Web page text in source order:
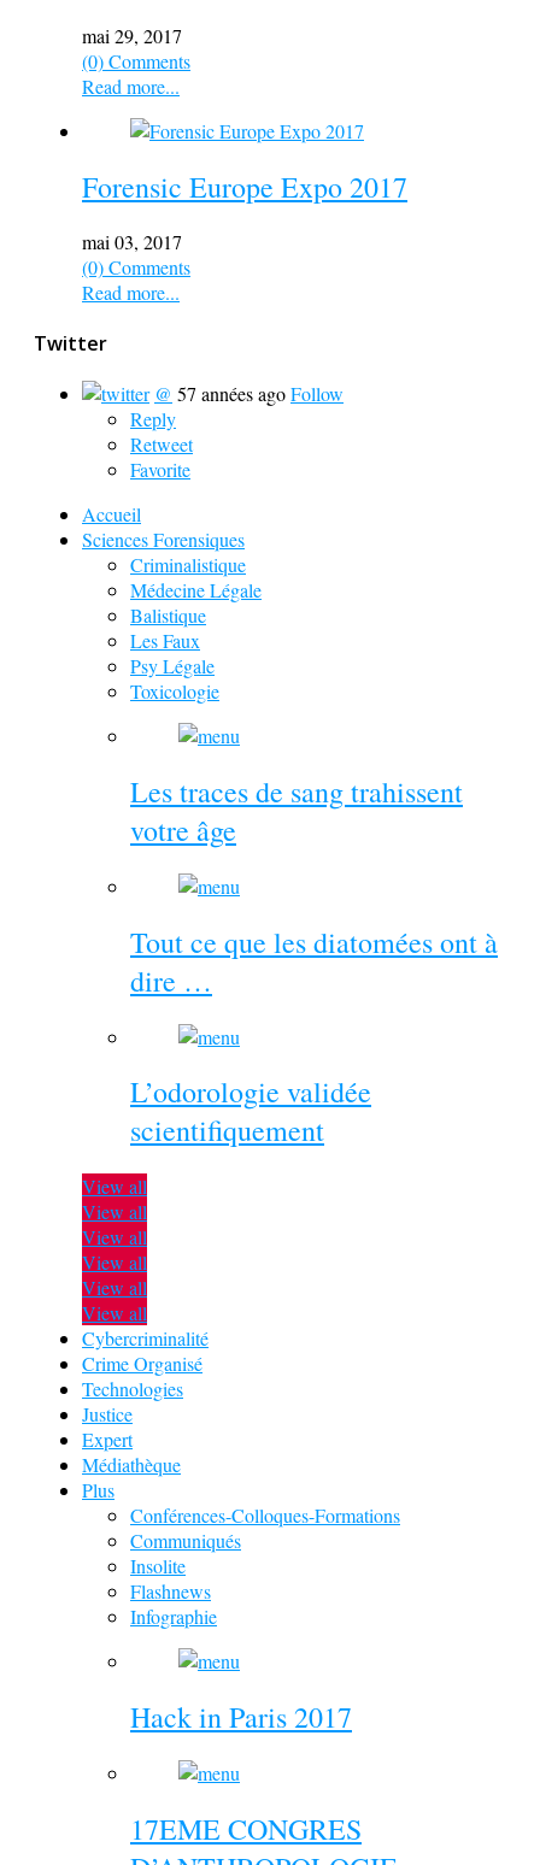
mai 29, 2017
(0) Comments
Read more...
Forensic Europe Expo 2017
mai 03, 2017
(0) Comments
Read more...
Twitter
@ 57 années agoFollow
Reply
Retweet
Favorite
Accueil
Sciences Forensiques
Criminalistique
Médecine Légale
Balistique
Les Faux
Psy Légale
Toxicologie
Les traces de sang trahissent
votre âge
Tout ce que les diatomées ont à
dire …
L’odorologie validée
scientifiquement
View all
View all
View all
View all
View all
View all
Cybercriminalité
Crime Organisé
Technologies
Justice
Expert
Médiathèque
Plus
Conférences-Colloques-Formations
Communiqués
Insolite
Flashnews
Infographie
Hack in Paris 2017
17EME CONGRES